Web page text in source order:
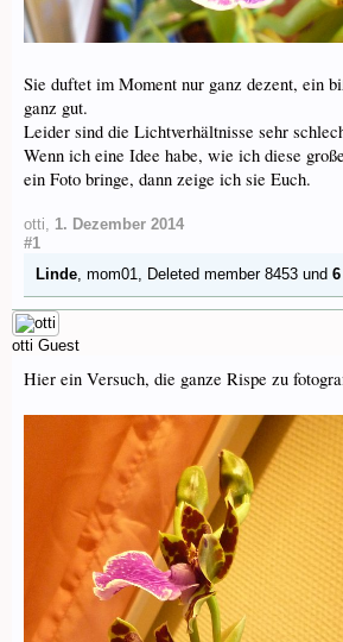
Sie duftet im Moment nur ganz dezent, ein
ganz gut.
Leider sind die Lichtverhältnisse sehr
Wenn ich eine Idee habe, wie ich diese
ein Foto bringe, dann zeige ich sie Euch.
otti, 1. Dezember 2014
#1
Linde, mom01, Deleted member 8453 und
otti Guest
Hier ein Versuch, die ganze Rispe zu